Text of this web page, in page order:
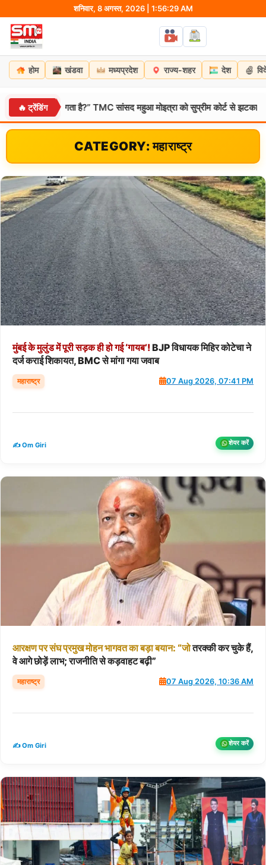
content
शनिवार, 8 अगस्त, 2026 | 1:56:30 AM
होम खंडवा मध्यप्रदेश राज्य-शहर देश
🔥 ट्रेंडिंग
है?” TMC सांसद महुआ मोइत्रा को सुप्रीम कोर्ट से झटका, याचिका खारिज
CATEGORY: महाराष्ट्र
मुंबईकेमुलुंडमेंपूरीसड़कहीहोगई ‘गायब’!BJP विधायक मिहिर कोटेचा ने
दर्ज कराई शिकायत, BMC से मांगा गया जवाब
महाराष्ट्र 07 Aug 2026, 07:41 PM
✍️ Om Giri शेयर करें
आरक्षणपरसंघप्रमुखमोहनभागवतकाबड़ाबयान: “जोतरक्की कर चुके हैं,
वे आगे छोड़ें लाभ; राजनीति से कड़वाहट बढ़ी”
महाराष्ट्र 07 Aug 2026, 10:36 AM
✍️ Om Giri शेयर करें